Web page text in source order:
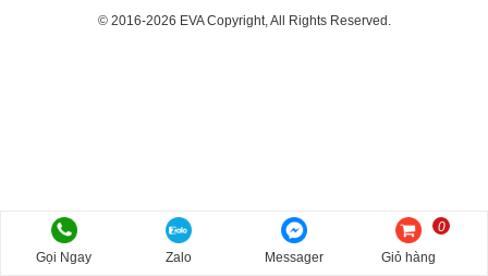
© 2016-2026 EVA Copyright, All Rights Reserved.
Gọi Ngay Zalo Messager Giỏ hàng
0